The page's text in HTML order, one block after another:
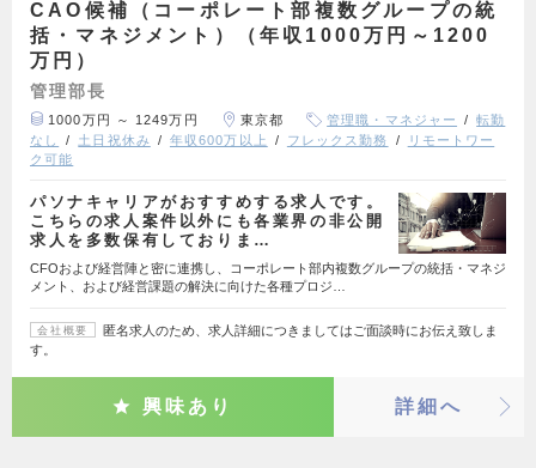
CAO候補（コーポレート部複数グループの統
括・マネジメント）（年収1000万円～1200
万円）
管理部長
1000万円 ～ 1249万円 東京都 管理職・マネジャー
転勤
なし
土日祝休み 年収600万以上 フレックス勤務
リモートワー
ク可能
パソナキャリアがおすすめする求人です。
こちらの求人案件以外にも各業界の非公開
求人を多数保有しておりま…
CFOおよび経営陣と密に連携し、コーポレート部内複数グループの統括・マネジ
メント、および経営課題の解決に向けた各種プロジ…
会社概要
匿名求人のため、求人詳細につきましてはご面談時にお伝え致しま
す。
興味あり 詳細へ